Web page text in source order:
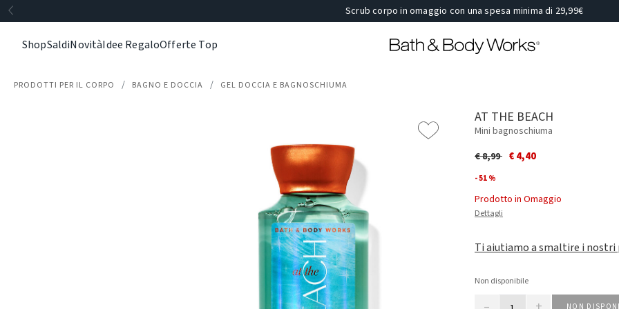
Scrub corpo in omaggio con una spesa minima di 29,99€
ShopSaldiNovitàIdee RegaloOfferte Top
PRODOTTI PER IL CORPO BAGNO E DOCCIA GEL DOCCIA E BAGNOSCHIUMA
AT THE BEACH
Mini bagnoschiuma
Price reduced from
€ 8,99to€ 4,40
- 51 %
Prodotto in Omaggio
Dettagli
Ti aiutiamo a smaltire i
Non disponibile
NON